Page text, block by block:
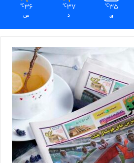
35
℃
ی
37
℃
د
36
℃
س